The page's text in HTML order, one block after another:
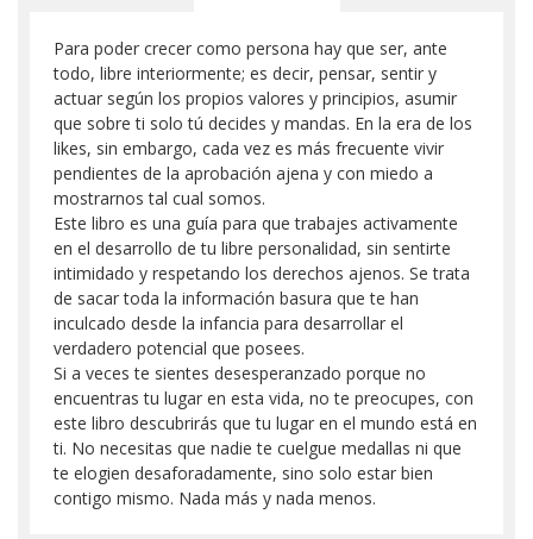
Para poder crecer como persona hay que ser, ante
todo, libre interiormente; es decir, pensar, sentir y
actuar según los propios valores y principios, asumir
que sobre ti solo tú decides y mandas. En la era de los
likes, sin embargo, cada vez es más frecuente vivir
pendientes de la aprobación ajena y con miedo a
mostrarnos tal cual somos.
Este libro es una guía para que trabajes activamente
en el desarrollo de tu libre personalidad, sin sentirte
intimidado y respetando los derechos ajenos. Se trata
de sacar toda la información basura que te han
inculcado desde la infancia para desarrollar el
verdadero potencial que posees.
Si a veces te sientes desesperanzado porque no
encuentras tu lugar en esta vida, no te preocupes, con
este libro descubrirás que tu lugar en el mundo está en
ti. No necesitas que nadie te cuelgue medallas ni que
te elogien desaforadamente, sino solo estar bien
contigo mismo. Nada más y nada menos.